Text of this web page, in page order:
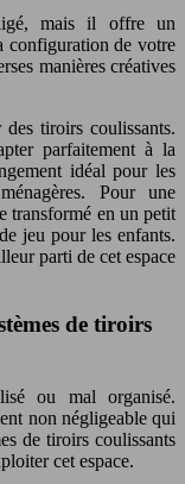
mais il offre un
configuration de votre
manières créatives
tiroirs coulissants.
parfaitement à la
idéal pour les
Pour une
transformé en un petit
jeu pour les enfants.
parti de cet espace
de tiroirs
ou mal organisé.
non négligeable qui
de tiroirs coulissants
cet espace.